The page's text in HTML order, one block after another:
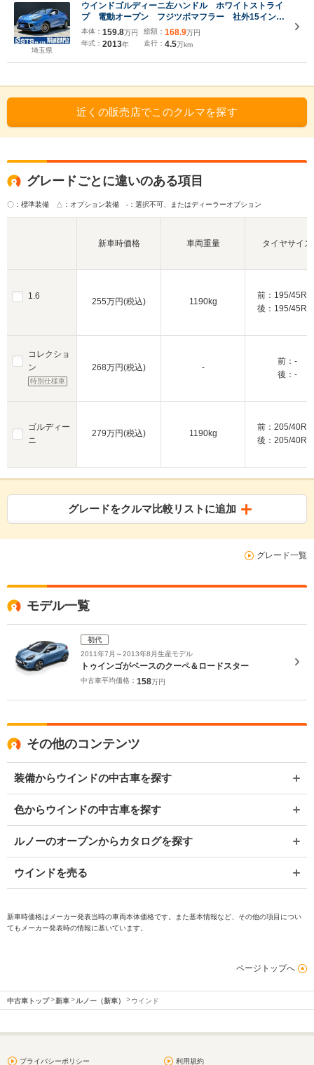
埼玉県
ウインドゴルディーニ左ハンドル ホワイトストライ
プ 電動オープン フジツボマフラー 社外15インチ
AW フォグ 社外ナビ デジタルTV 純正オーディ
オ ドラレコ 青/黒革シート シートヒーター リ
モコンキー ETC車載器
本体： 159.8万円
年式： 2013年
総額： 168.9万円
走行： 4.5万km
近くの販売店でこのクルマを探す
グレードごとに違いのある項目
〇：標準装備 △：オプション装備 -：選択不可、またはディーラーオプション
1.6
コレクショ
ン
特別仕様車
ゴルディー
ニ
新車時価格 車両重量 タイヤサイズ
255万円(税込) 1190kg
前：195/
後：195/
268万円(税込) -
前：-
後：-
279万円(税込) 1190kg
前：205/
後：205/
グレードをクルマ比較リストに追加
グレード一覧
モデル一覧
初代
2011年7月～2013年8月生産モデル
トゥインゴがベースのクーペ＆ロードスター
中古車平均価格： 158万円
その他のコンテンツ
装備からウインドの中古車を探す
色からウインドの中古車を探す
ルノーのオープンからカタログを探す
ウインドを売る
新車時価格はメーカー発表当時の車両本体価格です。また基本情報など、その他の項目につい
てもメーカー発表時の情報に基いています。
ページトップへ
中古車トップ 新車 ルノー（新車） ウインド
プライバシーポリシー 利用規約